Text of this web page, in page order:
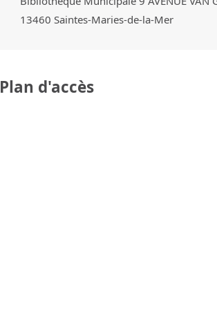
13460 Saintes-Maries-de-la-Mer
Plan d'accès